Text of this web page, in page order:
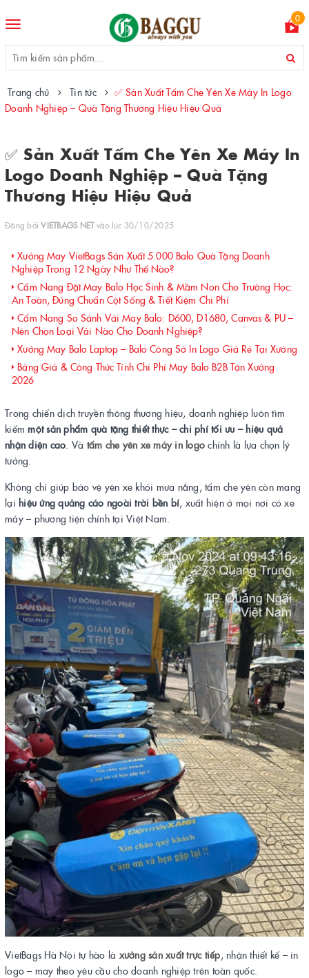
Toggle
0
Trang chủ Tin tức
✅ Sản Xuất Tấm Che Yên Xe Máy In Logo
Doanh Nghiệp – Quà Tặng Thương Hiệu Hiệu Quả
✅ Sản Xuất Tấm Che Yên Xe Máy In
Logo Doanh Nghiệp – Quà Tặng
Thương Hiệu Hiệu Quả
Đăng bởiVIETBAGS NETvào lúc 30/10/2025
Xưởng May VietBags Sản Xuất 5.000 Balo Quà Tặng Doanh
Nghiệp Trong 12 Ngày Như Thế Nào?
Cẩm Nang Đặt May Balo Học Sinh & Mầm Non Cho Trường Học:
An Toàn, Đúng Chuẩn Cột Sống & Tiết Kiệm Chi Phí
Cẩm Nang So Sánh Vải May Balo: D600, D1680, Canvas & PU –
Nên Chọn Loại Vải Nào Cho Doanh Nghiệp?
Xưởng May Balo Laptop – Balo Công Sở In Logo Giá Rẻ Tại Xưởng
Bảng Giá & Công Thức Tính Chi Phí May Balo B2B Tận Xưởng
2026
Trong chiến dịch truyền thông thương hiệu, doanh nghiệp luôn tìm
kiếmmột sản phẩm quà tặng thiết thực – chi phí tối ưu – hiệu quả
nhận diện cao. Và tấm che yên xe máy in logo chính là lựa chọn lý
tưởng.
Không chỉ giúp bảo vệ yên xe khỏi mưa nắng, tấm che yên còn mang
lại hiệu ứng quảng cáo ngoài trời bền bỉ, xuất hiện ở mọi nơi có xe
máy – phương tiện chính tại Việt Nam.
VietBags Hà Nội tự hào là xưởng sản xuất trực tiếp, nhận thiết kế – in
logo – may theo yêu cầu cho doanh nghiệp trên toàn quốc.